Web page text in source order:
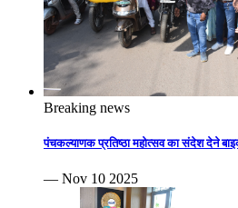
Breaking news
पंचकल्याणक प्रतिष्ठा महोत्सव का संदेश देने
— Nov 10 2025